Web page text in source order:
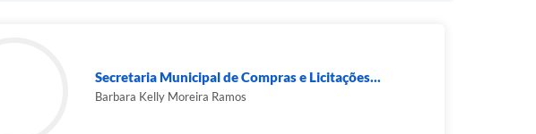
Secretaria Municipal de Compras e Licitações...
Barbara Kelly Moreira Ramos